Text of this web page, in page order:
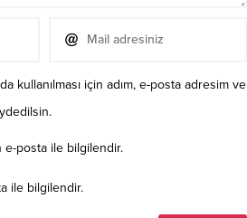
kullanılması için adım, e-posta adresim ve
e-posta ile bilgilendir.
ile bilgilendir.